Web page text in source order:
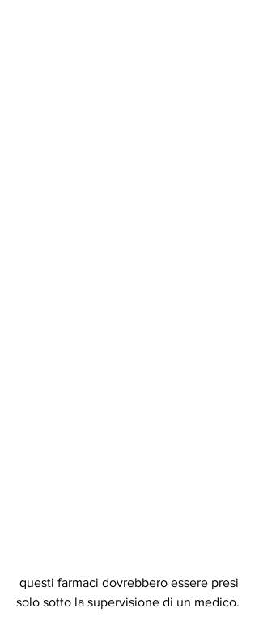
solo sotto la supervisione di un medico.